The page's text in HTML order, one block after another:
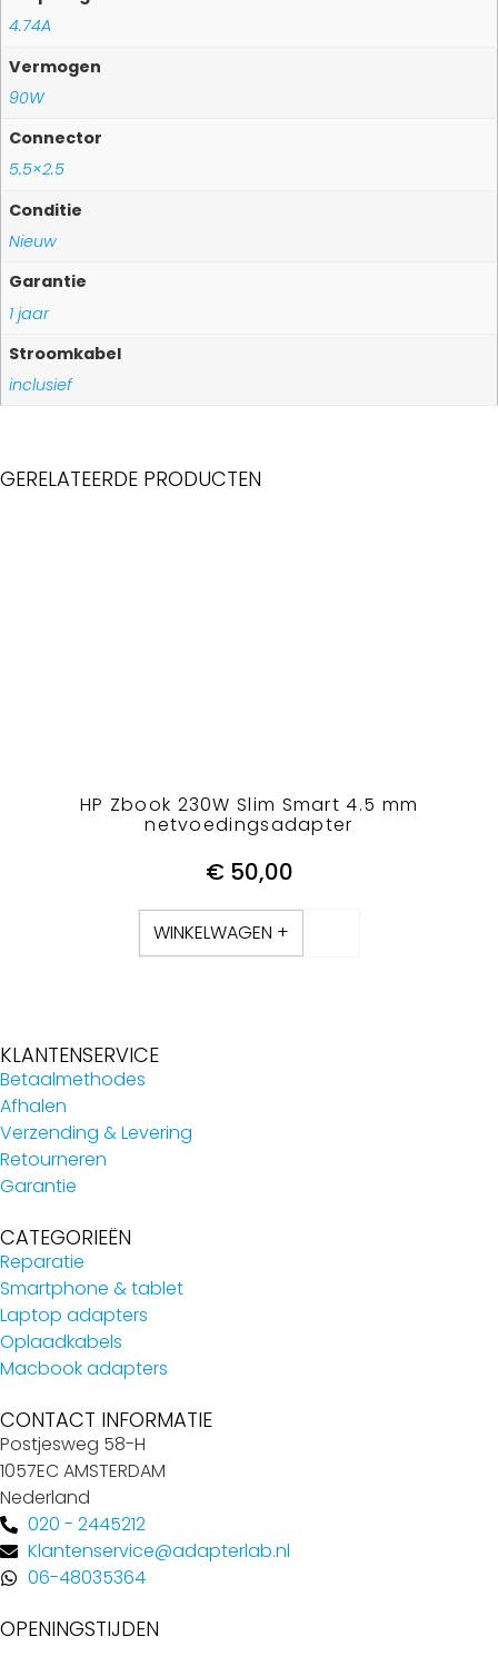
4.74A
Vermogen
90W
Connector
5.5×2.5
Conditie
Nieuw
Garantie
1 jaar
Stroomkabel
inclusief
GERELATEERDE PRODUCTEN
HP Zbook 230W Slim Smart 4.5 mm
netvoedingsadapter
€50,00
WINKELWAGEN +
KLANTENSERVICE
Betaalmethodes
Afhalen
Verzending & Levering
Retourneren
Garantie
CATEGORIEËN
Reparatie
Smartphone & tablet
Laptop adapters
Oplaadkabels
Macbook adapters
CONTACT INFORMATIE
Postjesweg 58-H
1057EC AMSTERDAM
Nederland
020 - 2445212
Klantenservice@adapterlab.nl
06-48035364
OPENINGSTIJDEN